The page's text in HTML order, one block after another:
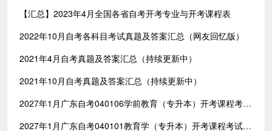
【汇总】2023年4月全国各省自考开考专业与开考课程表
2022年10月自考各科目考试真题及答案汇总（网友回忆版）
2021年4月自考真题及答案汇总（持续更新中）
2021年10月自考真题及答案汇总（持续更新中）
2027年1月广东自考040106学前教育（专升本）开考课程考试时间安排表
2027年1月广东自考040101教育学（专升本）开考课程考试时间安排表